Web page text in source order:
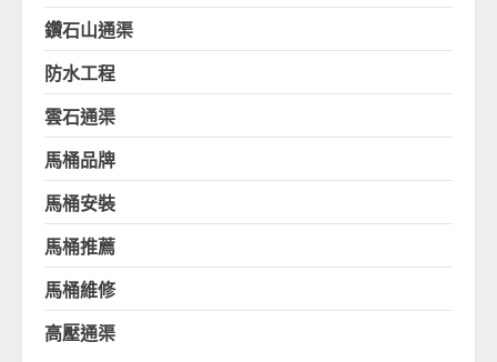
鑽石山通渠
防水工程
雲石通渠
馬桶品牌
馬桶安裝
馬桶推薦
馬桶維修
高壓通渠